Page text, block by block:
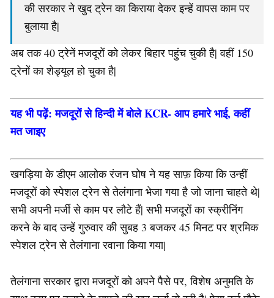
की सरकार ने खुद ट्रेन का किराया देकर इन्हें वापस काम पर
बुलाया है|
अब तक 40 ट्रेनें मजदूरों को लेकर बिहार पहुंच चुकी है| वहीं 150
ट्रेनों का शेड्यूल हो चुका है|
यह भी पढ़ें: मजदूरों से हिन्दी में बोले KCR- आप हमारे भाई, कहीं
मत जाइए
खगड़िया के डीएम आलोक रंजन घोष ने यह साफ़ किया कि उन्हीं
मजदूरों को स्पेशल ट्रेन से तेलंगाना भेजा गया है जो जाना चाहते थे|
सभी अपनी मर्जी से काम पर लौटे हैं| सभी मजदूरों का स्क्रीनिंग
करने के बाद उन्हें गुरुवार की सुबह 3 बजकर 45 मिनट पर श्रमिक
स्पेशल ट्रेन से तेलंगाना रवाना किया गया|
तेलंगाना सरकार द्वारा मजदूरों को अपने पैसे पर, विशेष अनुमति के